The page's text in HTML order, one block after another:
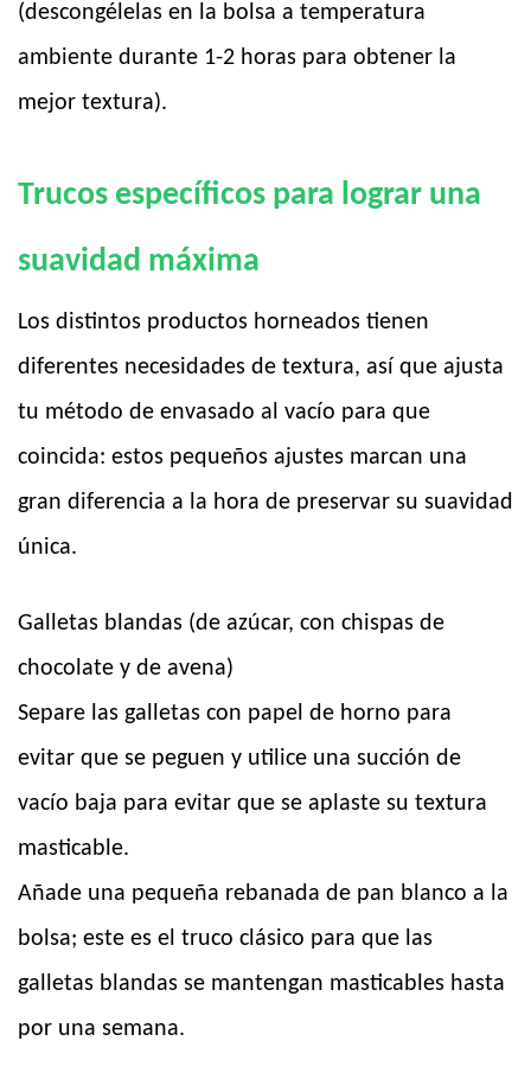
(descongélelas en la bolsa a temperatura
ambiente durante 1-2 horas para obtener la
mejor textura).
Trucos específicos para lograr una
suavidad máxima
Los distintos productos horneados tienen
diferentes necesidades de textura, así que ajusta
tu método de envasado al vacío para que
coincida: estos pequeños ajustes marcan una
gran diferencia a la hora de preservar su suavidad
única.
Galletas blandas (de azúcar, con chispas de
chocolate y de avena)
Separe las galletas con papel de horno para
evitar que se peguen y utilice una succión de
vacío baja para evitar que se aplaste su textura
masticable.
Añade una pequeña rebanada de pan blanco a la
bolsa; este es el truco clásico para que las
galletas blandas se mantengan masticables hasta
por una semana.